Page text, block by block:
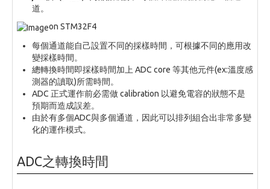
道。
on STM32F4
每個通道能自己設置不同的採樣時間，可根據不同的應用改
變採樣時間。
總轉換時間即採樣時間加上 ADC core 等其他元件(ex:溫度感
測器的讀取)所需時間。
ADC 正式運作前必需做 calibration 以避免電容的狀態不是
預期而造成誤差。
由於有多個ADC與多個通道，因此可以排列組合出非常多變
化的運作模式。
ADC之轉換時間